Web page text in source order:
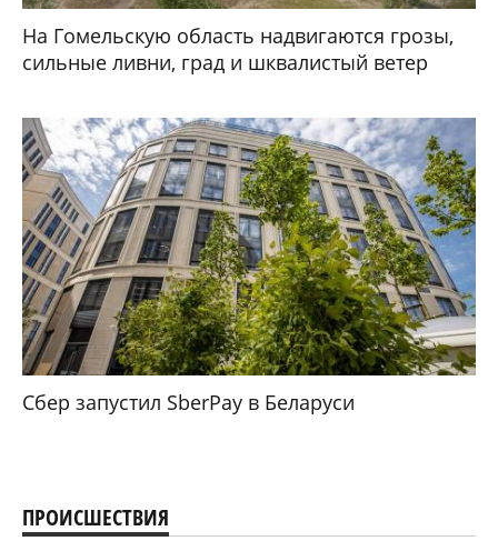
На Гомельскую область надвигаются грозы,
сильные ливни, град и шквалистый ветер
Сбер запустил SberPay в Беларуси
ПРОИСШЕСТВИЯ